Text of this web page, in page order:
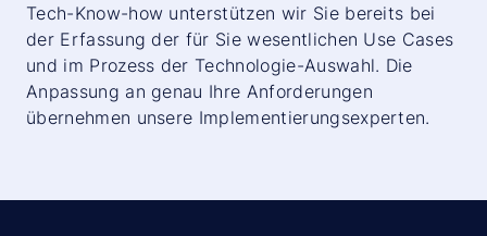
Tech-Know-how unterstützen wir Sie bereits bei
der Erfassung der für Sie wesentlichen Use Cases
und im Prozess der Technologie-Auswahl. Die
Anpassung an genau Ihre Anforderungen
übernehmen unsere Implementierungsexperten.